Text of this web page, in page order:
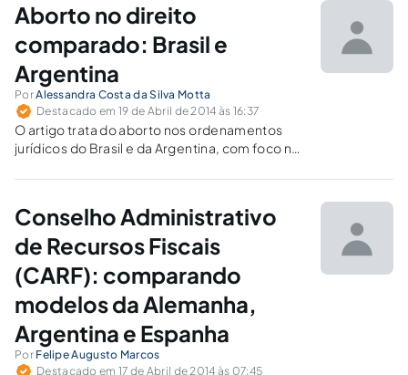
Aborto no direito
comparado: Brasil e
Argentina
PorAlessandra Costa da Silva Motta
Destacado em 19 de Abril de 2014 às 16:37
O artigo trata do aborto nos ordenamentos
jurídicos do Brasil e da Argentina, com foco na
nesses países.
Conselho Administrativo
de Recursos Fiscais
(CARF): comparando
modelos da Alemanha,
Argentina e Espanha
Por Felipe Augusto Marcos
Destacado em 17 de Abril de 2014 às 07:45